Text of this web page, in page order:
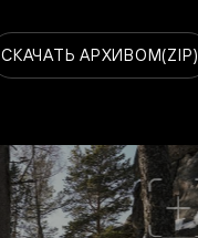
СКАЧАТЬ АРХИВОМ(ZIP)